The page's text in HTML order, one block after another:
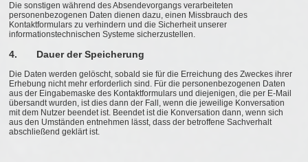
Die sonstigen während des Absendevorgangs verarbeiteten
personenbezogenen Daten dienen dazu, einen Missbrauch des
Kontaktformulars zu verhindern und die Sicherheit unserer
informationstechnischen Systeme sicherzustellen.
4. Dauer der Speicherung
Die Daten werden gelöscht, sobald sie für die Erreichung des Zweckes ihrer
Erhebung nicht mehr erforderlich sind. Für die personenbezogenen Daten
aus der Eingabemaske des Kontaktformulars und diejenigen, die per E-Mail
übersandt wurden, ist dies dann der Fall, wenn die jeweilige Konversation
mit dem Nutzer beendet ist. Beendet ist die Konversation dann, wenn sich
aus den Umständen entnehmen lässt, dass der betroffene Sachverhalt
abschließend geklärt ist.